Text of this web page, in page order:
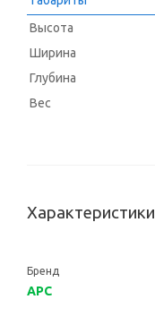
Высота
Ширина
Глубина
Вес
Характеристики
Бренд
APC